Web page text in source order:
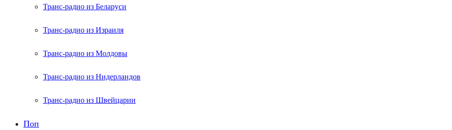
Транс-радио из Беларуси
Транс-радио из Израиля
Транс-радио из Молдовы
Транс-радио из Нидерландов
Транс-радио из Швейцарии
Поп